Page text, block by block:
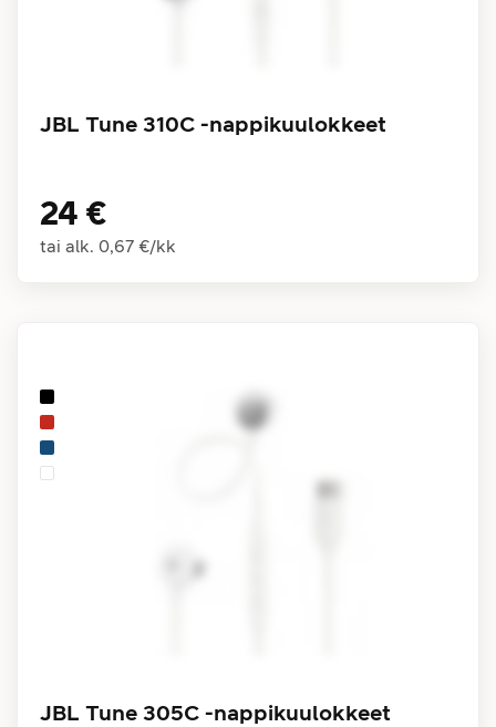
JBL Tune 310C -nappikuulokkeet
24 €
tai alk. 0,67 €/kk
JBL Tune 305C -nappikuulokkeet